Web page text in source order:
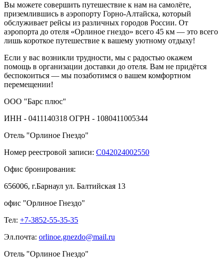
Вы можете совершить путешествие к нам на самолёте,
приземлившись в аэропорту Горно-Алтайска, который
обслуживает рейсы из различных городов России. От
аэропорта до отеля «Орлиное гнездо» всего 45 км — это всего
лишь короткое путешествие к вашему уютному отдыху!
Если у вас возникли трудности, мы с радостью окажем
помощь в организации доставки до отеля. Вам не придётся
беспокоиться — мы позаботимся о вашем комфортном
перемещении!
ООО "Барс плюс"
ИНН - 0411140318 ОГРН - 1080411005344
Отель "Орлиное Гнездо"
Номер реестровой записи: С042024002550
Офис бронирования:
656006, г.Барнаул ул. Балтийская 13
офис "Орлиное Гнездо"
Тел: +7-3852-55-35-35
Эл.почта: orlinoe.gnezdo@mail.ru
Отель "Орлиное Гнездо"